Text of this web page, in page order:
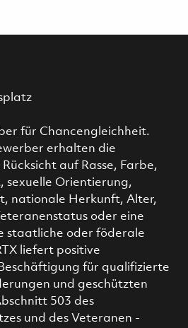
für Chancengleichheit.
erhalten die
auf Rasse, Farbe,
sexuelle Orientierung,
nationale Herkunft, Alter,
oder eine
staatliche oder föderale
liefert positive
für qualifizierte
und geschützten
503 des
und des Veteranen -